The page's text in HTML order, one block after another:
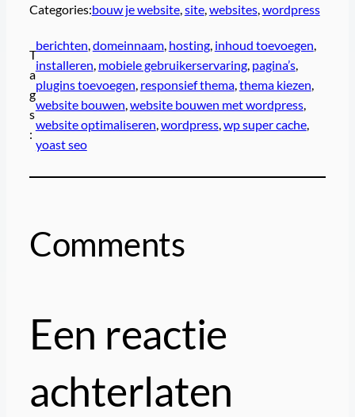
Categories:bouw je website, site, websites, wordpress
T
a
g
s
:
berichten, domeinnaam, hosting, inhoud toevoegen,
installeren, mobiele gebruikerservaring, pagina’s,
plugins toevoegen, responsief thema, thema kiezen,
website bouwen, website bouwen met wordpress,
website optimaliseren, wordpress, wp super cache,
yoast seo
Comments
Een reactie
achterlaten